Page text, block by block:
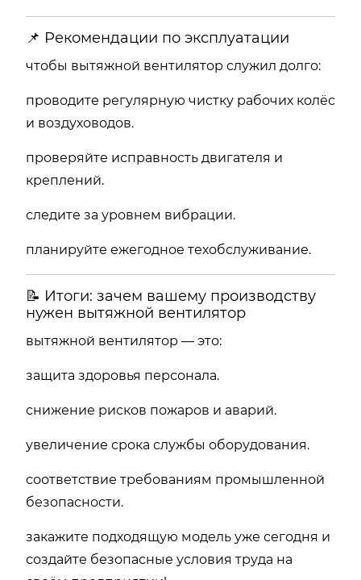
📌 Рекомендации по эксплуатации
чтобы вытяжной вентилятор служил долго:
проводите регулярную чистку рабочих колёс
и воздуховодов.
проверяйте исправность двигателя и
креплений.
следите за уровнем вибрации.
планируйте ежегодное техобслуживание.
📝 Итоги: зачем вашему производству
нужен вытяжной вентилятор
вытяжной вентилятор — это:
защита здоровья персонала.
снижение рисков пожаров и аварий.
увеличение срока службы оборудования.
соответствие требованиям промышленной
безопасности.
закажите подходящую модель уже сегодня и
создайте безопасные условия труда на